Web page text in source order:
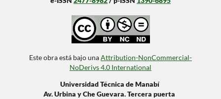
Este obra está bajo unaAttribution-NonCommercial-
NoDerivs 4.0 International
Universidad Técnica de Manabí
Av. Urbina y Che Guevara. Tercera puerta